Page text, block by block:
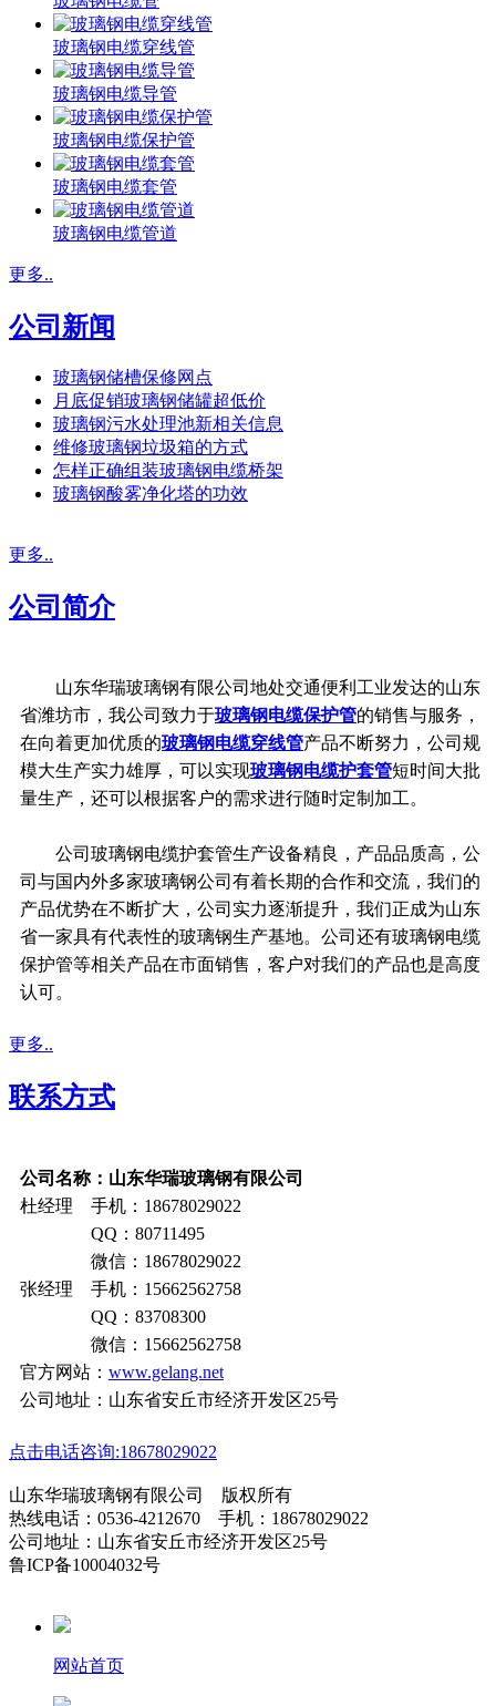
玻璃钢电缆穿线管
玻璃钢电缆导管
玻璃钢电缆保护管
玻璃钢电缆套管
玻璃钢电缆管道
更多..
公司新闻
玻璃钢储槽保修网点
月底促销玻璃钢储罐超低价
玻璃钢污水处理池新相关信息
维修玻璃钢垃圾箱的方式
怎样正确组装玻璃钢电缆桥架
玻璃钢酸雾净化塔的功效
更多..
公司简介
山东华瑞玻璃钢有限公司地处交通便利工业发达的山东
省潍坊市，我公司致力于玻璃钢电缆保护管的销售与服务，
在向着更加优质的玻璃钢电缆穿线管产品不断努力，公司规
模大生产实力雄厚，可以实现玻璃钢电缆护套管短时间大批
量生产，还可以根据客户的需求进行随时定制加工。
公司玻璃钢电缆护套管生产设备精良，产品品质高，公
司与国内外多家玻璃钢公司有着长期的合作和交流，我们的
产品优势在不断扩大，公司实力逐渐提升，我们正成为山东
省一家具有代表性的玻璃钢生产基地。公司还有玻璃钢电缆
保护管等相关产品在市面销售，客户对我们的产品也是高度
认可。
更多..
联系方式
公司名称：山东华瑞玻璃钢有限公司
杜经理 手机：18678029022
QQ：80711495
微信：18678029022
张经理 手机：15662562758
QQ：83708300
微信：15662562758
官方网站： www.gelang.net
公司地址：山东省安丘市经济开发区25号
点击电话咨询:18678029022
山东华瑞玻璃钢有限公司 版权所有
热线电话：0536-4212670 手机：18678029022
公司地址：山东省安丘市经济开发区25号
鲁ICP备10004032号
网站首页